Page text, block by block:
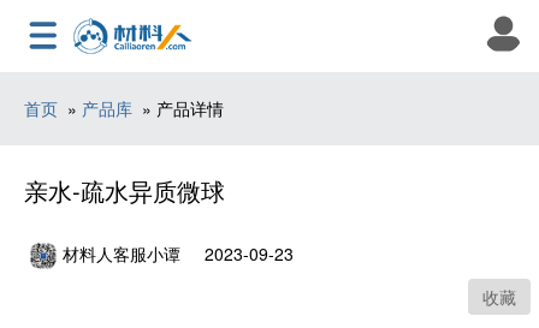
首页 » 产品库 » 产品详情
亲水-疏水异质微球
材料人客服小谭 2023-09-23
收藏